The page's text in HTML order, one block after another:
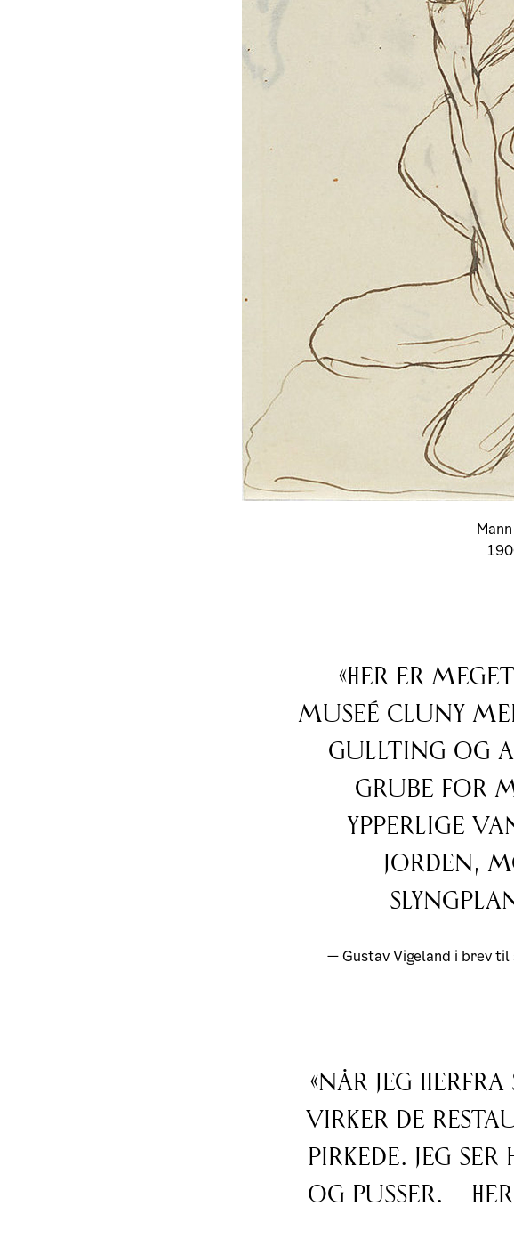
«Her er
Museé Cluny
gullting og
grube for
ypperlige
jorden,
— Gustav Vigeland i brev til
«Når jeg herfra
virker de
pirkede. Jeg
og pusser. –